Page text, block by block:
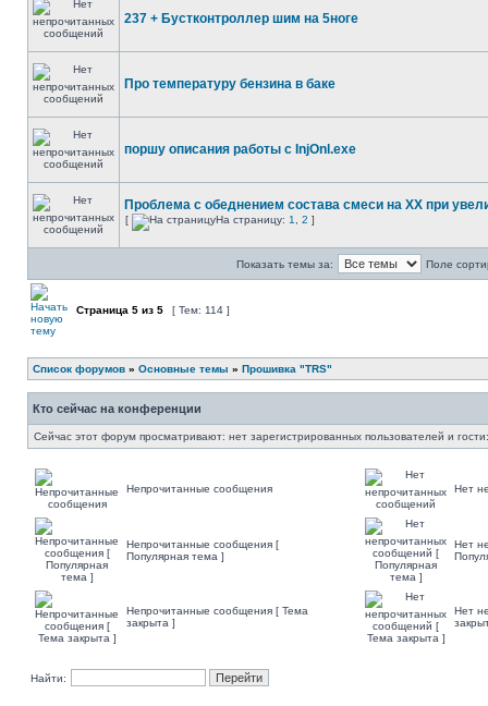
237 + Бустконтроллер шим на 5ноге
Про температуру бензина в баке
поршу описания работы с InjOnl.exe
Проблема с обеднением состава смеси на ХХ при
[ На страницу: 1 2 ]
Показать темы за: Поле
Страница 5 из 5 [ Тем: 114 ]
Список форумов » Основные темы » Прошивка "TRS"
Кто сейчас на конференции
Сейчас этот форум просматривают: нет зарегистрированных пользователей и
Непрочитанные сообщения Нет
Непрочитанные сообщения [
Популярная тема ]
Нет
Непрочитанные сообщения [ Тема
закрыта ]
Нет
Найти: